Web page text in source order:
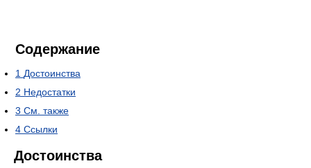
Содержание
1 Достоинства
2 Недостатки
3 См. также
4 Ссылки
Достоинства